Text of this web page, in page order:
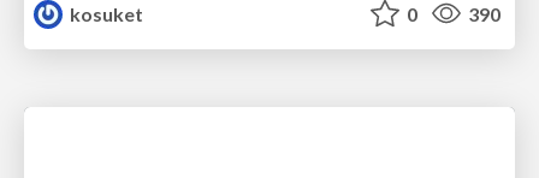
kosuket
0 390